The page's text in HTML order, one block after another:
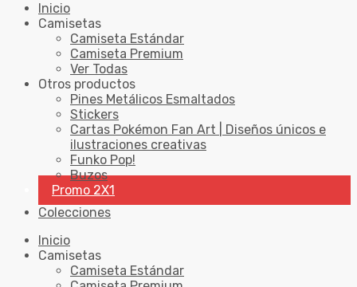
Inicio
Camisetas
Camiseta Estándar
Camiseta Premium
Ver Todas
Otros productos
Pines Metálicos Esmaltados
Stickers
Cartas Pokémon Fan Art | Diseños únicos e
ilustraciones creativas
Funko Pop!
Buzos
Promo 2X1
Colecciones
Inicio
Camisetas
Camiseta Estándar